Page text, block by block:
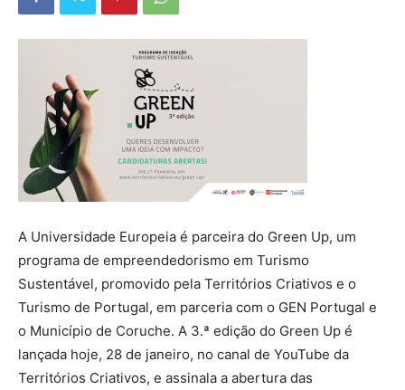
A Universidade Europeia é parceira do Green Up, um
programa de empreendedorismo em Turismo
Sustentável, promovido pela Territórios Criativos e o
Turismo de Portugal, em parceria com o GEN Portugal e
o Município de Coruche. A 3.ª edição do Green Up é
lançada hoje, 28 de janeiro, no canal de YouTube da
Territórios Criativos, e assinala a abertura das